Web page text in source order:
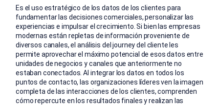
Es el uso estratégico de los datos de los clientes para
fundamentar las decisiones comerciales, personalizar las
experiencias e impulsar el crecimiento. Si bien las empresas
modernas están repletas de información proveniente de
diversos canales, el análisis del journey del cliente les
permite aprovechar el máximo potencial de esos datos entre
unidades de negocios y canales que anteriormente no
estaban conectados. Al integrar los datos en todos los
puntos de contacto, las organizaciones líderes ven la imagen
completa de las interacciones de los clientes, comprenden
cómo repercute en los resultados finales y realizan las